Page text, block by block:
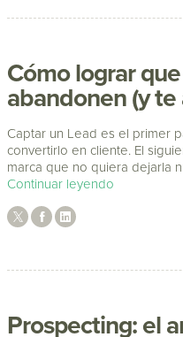
Cómo lograr
abandonen (y
Captar un Lead es el primer
convertirlo en cliente. El
marca que no quiera dejarla
Continuar leyendo
Prospecting: el